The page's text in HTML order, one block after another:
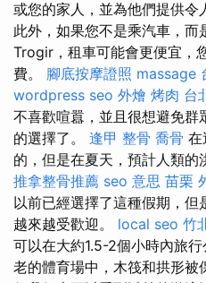
或您的家人，並為他們提供令
此外，如果您不是乘汽車，而
Trogir，租車可能會更便宜，
費。 腳底按摩證照 massage
wordpress seo 外燴 烤肉 台
不喜歡喧囂，並且很想避免
的選擇了。 逢甲 整骨 喬骨 在
的，但是在夏天，預計人類
推拿整骨推薦 seo 意思 苗栗
以前已經選擇了這種假期，但
越來越受歡迎。 local seo 竹
可以在大約1.5-2個小時內旅行
老的體育場中，木筏和拱形被